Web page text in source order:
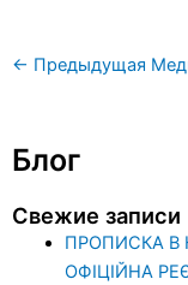
← Предыдущая
Блог
Свежие записи
ПРОПИСКА В
ОФІЦІЙНА